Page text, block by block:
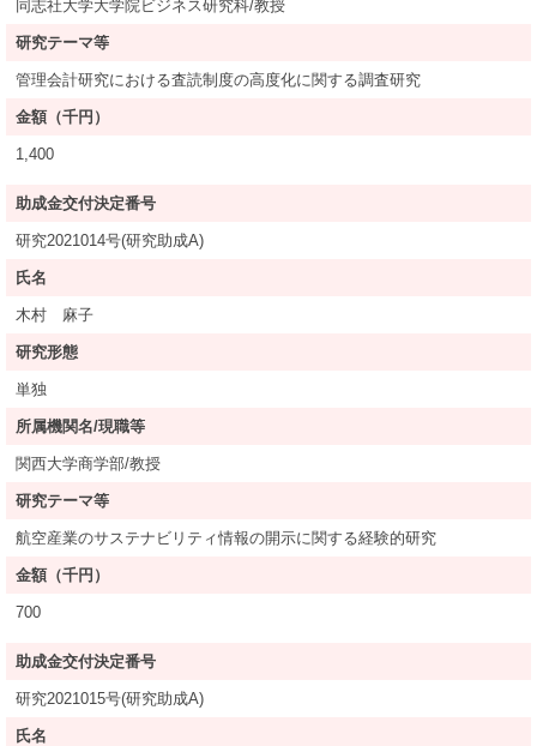
同志社大学大学院ビジネス研究科/教授
研究テーマ等
管理会計研究における査読制度の高度化に関する調査研究
金額（千円）
1,400
助成金交付決定番号
研究2021014号(研究助成A)
氏名
木村 麻子
研究形態
単独
所属機関名/現職等
関西大学商学部/教授
研究テーマ等
航空産業のサステナビリティ情報の開示に関する経験的研究
金額（千円）
700
助成金交付決定番号
研究2021015号(研究助成A)
氏名